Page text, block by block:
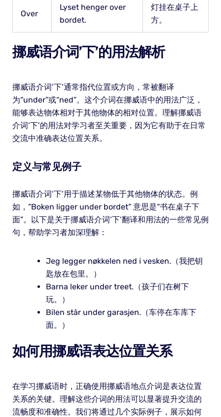
Over
Lyset henger over
bordet.
灯挂在桌子上
方。
挪威语介词’下’的用法解析
挪威语介词’下’通常指代位置或方向，常被翻译
为“under”或“ned”。这个介词在挪威语中的用法广泛，
能够表达物体相对于其他物体的相对位置。理解挪威语
介词’下’的用法对学习者至关重要，因为它有助于在日常
交流中准确表达位置关系。
定义与常见例子
挪威语介词’下’用于描述某物低于其他物体的状态。例
如，”Boken ligger under bordet” 意思是“书在桌子下
面”。以下是关于挪威语介词’下’翻译和用法的一些常见例
句，帮助学习者加深理解：
Jeg legger nøkkelen ned i vesken.（我把钥
匙放在包里。）
Barna leker under treet.（孩子们在树下
玩。）
Bilen står under garasjen.（车停在车库下
面。）
如何用挪威语表达位置关系
在学习挪威语时，正确使用挪威语地点介词是表达位置
关系的关键。理解这些介词的用法可以显著提升交流的
流畅度和准确性。我们将通过几个实际例子，展示如何